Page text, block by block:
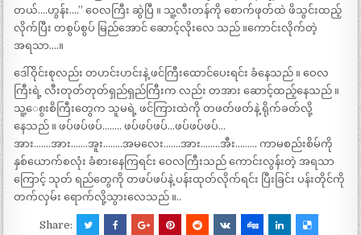
တယ်….ဟွန်း….” ဝေလကြီး ဆွဲပြီ ။ သူ့လီးတန်ကို စောက်ဖုတ်ထဲ ဖိသွင်းထည့်
လိုက်ပြီး တစွပ်စွပ် မြည်အောင် ဆောင့်လိုးလေ သည် ။ကောင်းလိုက်တဲ့
အရသာ….။
ဒေါ်ဝိုင်းစုလည်း တဟင်းဟင်းနဲ့ ဖင်ကြီးထောင်ပေးရင်း ခံနေသည် ။ ဝေလ
ကြီးရဲ့ လီးတုတ်တုတ်ရှည်ရှည်ကြီးက လည်း တအား ဆောင့်ထည့်နေသည် ။
သူ့ေ၈ွးစိကြီးတွေက သူမရဲ့ ဖင်ကြားထဲကို တဖတ်ဖတ်နဲ့ ရိုက်ခတ်လို့
နေသည် ။ ဖပ်ဖပ်ဖပ်…….. ဖပ်ဖပ်ဖပ်…ဖပ်ဖပ်ဖပ်…
အား…….အား…….အူး……..အမလေး…….အား……..အီး……… ကာမစည်းစိမ်ကို
နှစ်ယောက်စလုံး ခံစားနေကြရင်း ဝေလကြီးသည် ကောင်းလွန်းတဲ့ အရသာ
ကြောင့် သုတ် ရည်တွေကို တဖပ်ဖပ်နဲ့ ပန်းထုတ်လိုက်ရင်း ပြီးခြင်း ပန်းတိုင်ကို
တက်လှမ်း ရောက်လို့သွားလေသည် ။..
Share: